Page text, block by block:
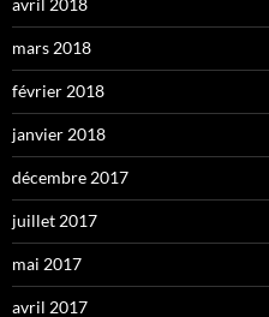
mars 2018
février 2018
janvier 2018
décembre 2017
juillet 2017
mai 2017
avril 2017